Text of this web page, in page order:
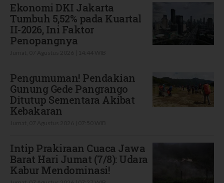
Ekonomi DKI Jakarta
Tumbuh 5,52% pada Kuartal
II-2026, Ini Faktor
Penopangnya
Pengumuman! Pendakian
Gunung Gede Pangrango
Ditutup Sementara Akibat
Kebakaran
Intip Prakiraan Cuaca Jawa
Barat Hari Jumat (7/8): Udara
Kabur Mendominasi!